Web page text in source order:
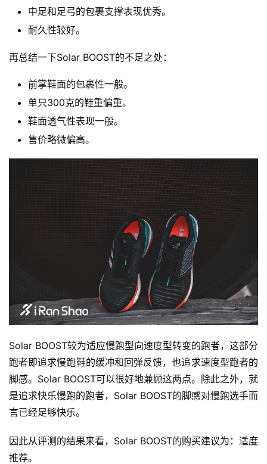
中足和足弓的包裹支撑表现优秀。
耐久性较好。
再总结一下Solar BOOST的不足之处：
前掌鞋面的包裹性一般。
单只300克的鞋重偏重。
鞋面透气性表现一般。
售价略微偏高。
Solar BOOST较为适应慢跑型向速度型转变的跑者，这部分
跑者即追求慢跑鞋的缓冲和回弹反馈，也追求速度型跑者的
脚感。Solar BOOST可以很好地兼顾这两点。除此之外，就
是追求快乐慢跑的跑者，Solar BOOST的脚感对慢跑选手而
言已经足够快乐。
因此从评测的结果来看，Solar BOOST的购买建议为：适度
推荐。